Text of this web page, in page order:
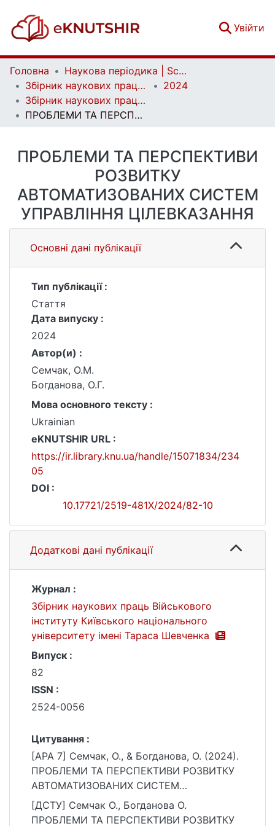
Увійти
Головна
Наукова періодика | Scientific periodicals
Збірник наукових праць Військового інституту Київського національного університету імені Тараса Шевченка | Collection of Scientific Studies of the Military Institute of Taras Shevchenko National University of Kyiv
2024
Збірник наукових праць Військового інституту Київського національного університету імені Тараса Шевченка. Вип. 82
ПРОБЛЕМИ ТА ПЕРСПЕКТИВИ РОЗВИТКУ АВТОМАТИЗОВАНИХ СИСТЕМ УПРАВЛІННЯ ЦІЛЕВКАЗАННЯ
ПРОБЛЕМИ ТА ПЕРСПЕКТИВИ
РОЗВИТКУ
АВТОМАТИЗОВАНИХ СИСТЕМ
УПРАВЛІННЯ ЦІЛЕВКАЗАННЯ
Основні дані публікації
Тип публікації :
Стаття
Дата випуску :
2024
Автор(и) :
Семчак, О.М.
Богданова, О.Г.
Мова основного тексту :
Ukrainian
eKNUTSHIR URL :
https://ir.library.knu.ua/handle/15071834/234
05
DOI :
10.17721/2519-481X/2024/82-10
Додаткові дані публікації
Журнал :
Збірник наукових праць Військового
інституту Київського національного
університету імені Тараса Шевченка
Випуск :
82
ISSN :
2524-0056
Цитування :
[APA 7] Семчак, О., & Богданова, О. (2024).
ПРОБЛЕМИ ТА ПЕРСПЕКТИВИ РОЗВИТКУ
АВТОМАТИЗОВАНИХ СИСТЕМ
УПРАВЛІННЯ ЦІЛЕВКАЗАННЯ. Збірник
наукових праць Військового інституту
[ДСТУ] Семчак О., Богданова О.
ПРОБЛЕМИ ТА ПЕРСПЕКТИВИ РОЗВИТКУ